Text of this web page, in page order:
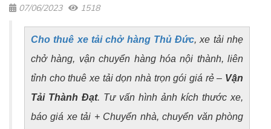
07/06/2023 1518
Cho thuê xe tải chở hàng Thủ Đức, xe tải nhẹ
chở hàng, vận chuyển hàng hóa nội thành, liên
tỉnh cho thuê xe tải dọn nhà trọn gói giá rẻ – Vận
Tải Thành Đạt. Tư vấn hình ảnh kích thước xe,
báo giá xe tải + Chuyển nhà, chuyển văn phòng